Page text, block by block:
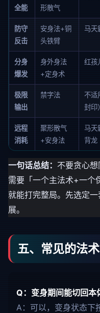
全能
形散气
防守
反击
安身法+铜
头铁臂
马天
分身
爆发
身外身法
+定身术
红孩
极限
输出
禁字法
不适
封印）
远程
消耗
聚形散气
+安身法
马天
背龙
一句话总结： 不要贪心
需要「一个主法术+一个
就能打完整局。先选定
展。
五、常见的法
Q：变身期间能切回本
A：可以，变身状态下